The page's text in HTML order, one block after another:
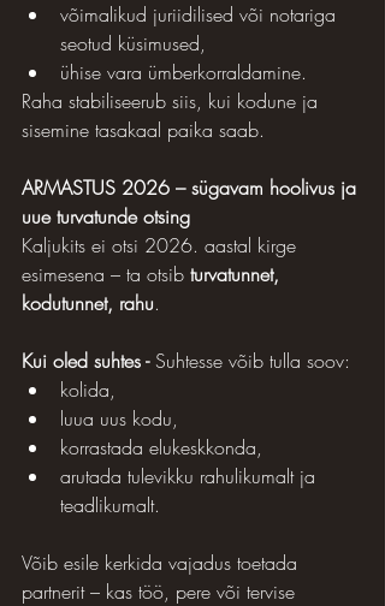
võimalikud juriidilised või notariga
seotud küsimused,
ühise vara ümberkorraldamine.
Raha stabiliseerub siis, kui kodune ja
sisemine tasakaal paika saab.
ARMASTUS 2026 – sügavam hoolivus ja
uue turvatunde otsing
Kaljukits ei otsi 2026. aastal kirge
esimesena – ta otsib turvatunnet,
kodutunnet, rahu.
Kui oled suhtes - Suhtesse võib tulla soov:
kolida,
luua uus kodu,
korrastada elukeskkonda,
arutada tulevikku rahulikumalt ja
teadlikumalt.
Võib esile kerkida vajadus toetada
partnerit – kas töö, pere või tervise